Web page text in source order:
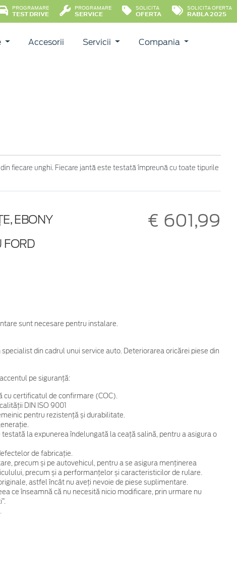
PROGRAMARE
TEST DRIVE
PROGRAMARE
SERVICE
SOLICITA
OFERTA
SOLICITA OFERTA
RABLA 2025
Accesorii Servicii Compania
fiecare unghi. Fiecare jantă este testată împreună cu toate tipurile
EBONY
FORD
€ 601,99
sunt necesare pentru instalare.
din cadrul unui service auto. Deteriorarea oricărei piese din
pe siguranță:
cu certificatul de confirmare (COC).
DIN ISO 9001
pentru rezistență și durabilitate.
la expunerea îndelungată la ceață salină, pentru a asigura o
de fabricație.
precum și pe autovehicul, pentru a se asigura menținerea
precum și a performanțelor și caracteristicilor de rulare.
astfel încât nu aveți nevoie de piese suplimentare.
ce înseamnă că nu necesită nicio modificare, prin urmare nu